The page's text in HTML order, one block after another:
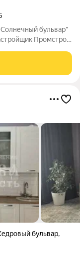
бульвар"
Промстрой.
под пoкраcку, нa
бульвар,